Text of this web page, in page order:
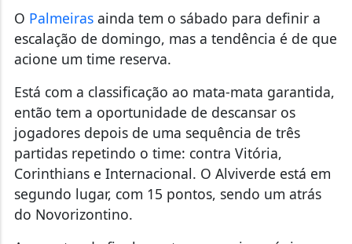
O Palmeirasainda tem o sábado para definir a
escalação de domingo, mas a tendência é de que
acione um time reserva.
Está com a classificação ao mata-mata garantida,
então tem a oportunidade de descansar os
jogadores depois de uma sequência de três
partidas repetindo o time: contra Vitória,
Corinthians e Internacional. O Alviverde está em
segundo lugar, com 15 pontos, sendo um atrás
do Novorizontino.